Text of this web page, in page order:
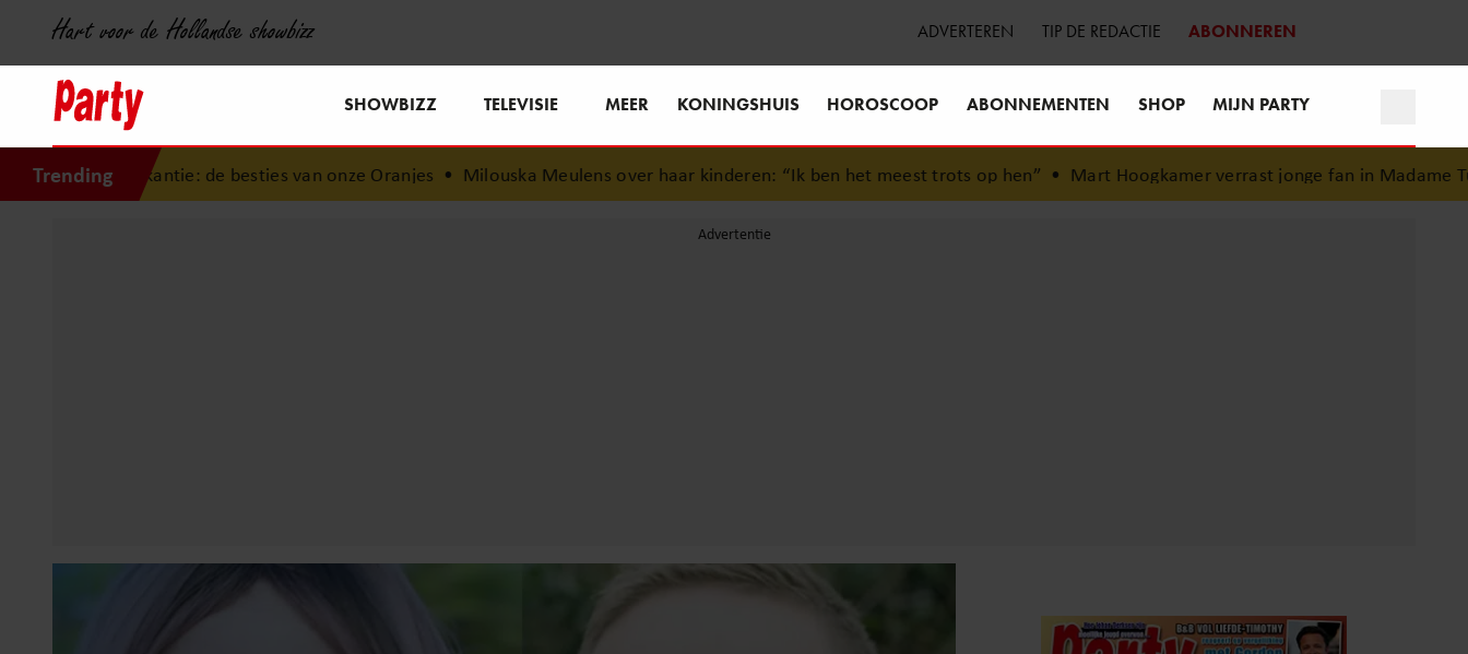
Hart voor de Hollandse showbizz ADVERTEREN TIP DE REDACTIE ABONNEREN
SHOWBIZZ TELEVISIE MEER KONINGSHUIS HOROSCOOP ABONNEMENTEN SHOP MIJN PARTY
Trendingde besties van onze Oranjes•Milouska Meulens over haar kinderen: “Ik ben het meest trots op hen”•Mart Hoogkamer verrast jonge fan in Madame Tussauds: